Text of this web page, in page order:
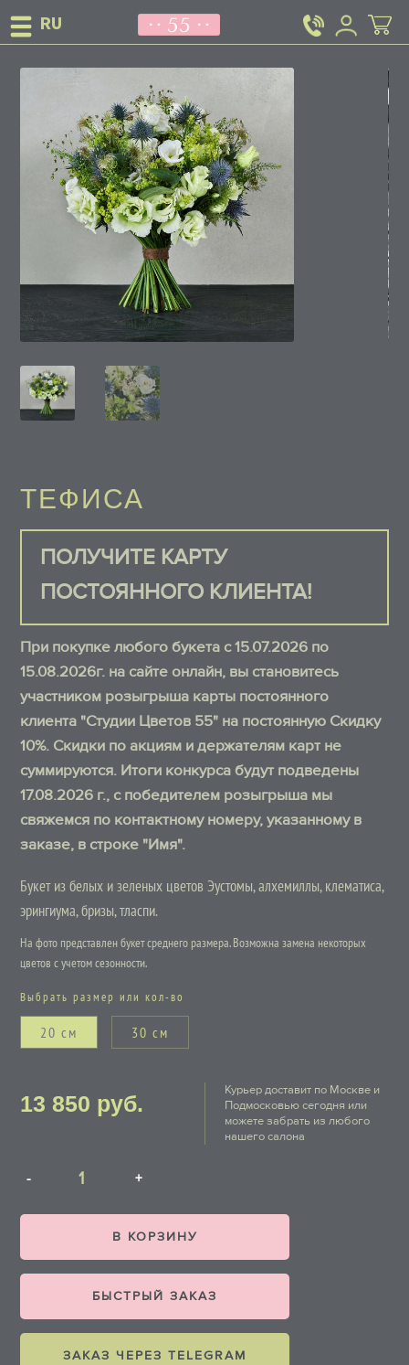
ТЕФИСА
ПОЛУЧИТЕ КАРТУ
ПОСТОЯННОГО КЛИЕНТА!
При покупке любого букета с 15.07.2026 по
15.08.2026г. на сайте онлайн, вы становитесь
участником розыгрыша карты постоянного
клиента "Студии Цветов 55" на постоянную Скидку
10%. Скидки по акциям и держателям карт не
суммируются. Итоги конкурса будут подведены
17.08.2026 г., с победителем розыгрыша мы
свяжемся по контактному номеру, указанному в
заказе, в строке "Имя".
Букет из белых и зеленых цветов Эустомы, алхемиллы, клематиса,
эрингиума, бризы, тласпи.
На фото представлен букет среднего размера. Возможна замена некоторых
цветов с учетом сезонности.
Выбрать размер или кол-во
20 см 30 см
13 850 руб.
Курьер доставит по Москве и
Подмосковью сегодня или
можете забрать из любого
нашего салона
В КОРЗИНУ
БЫСТРЫЙ ЗАКАЗ
ЗАКАЗ ЧЕРЕЗ TELEGRAM